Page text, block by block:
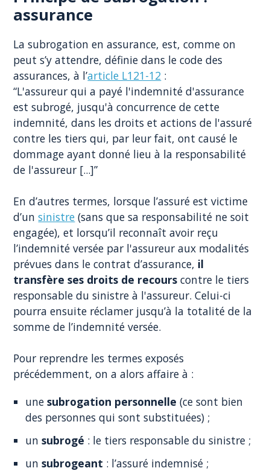
assurance
La subrogation en assurance, est, comme on
peut s’y attendre, définie dans le code des
assurances, à l’article L121-12 :
“L'assureur qui a payé l'indemnité d'assurance
est subrogé, jusqu'à concurrence de cette
indemnité, dans les droits et actions de l'assuré
contre les tiers qui, par leur fait, ont causé le
dommage ayant donné lieu à la responsabilité
de l'assureur [...]”
En d’autres termes, lorsque l’assuré est victime
d’unsinistre (sans que sa responsabilité ne soit
engagée), et lorsqu’il reconnaît avoir reçu
l’indemnité versée par l'assureur aux modalités
prévues dans le contrat d’assurance, il
transfère ses droits de recours contre le tiers
responsable du sinistre à l'assureur. Celui-ci
pourra ensuite réclamer jusqu’à la totalité de la
somme de l’indemnité versée.
Pour reprendre les termes exposés
précédemment, on a alors affaire à :
unesubrogation personnelle (ce sont bien
des personnes qui sont substituées) ;
unsubrogé : le tiers responsable du sinistre ;
unsubrogeant : l’assuré indemnisé ;